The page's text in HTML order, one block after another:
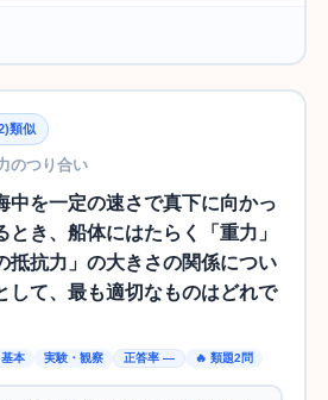
類似
のつり合い
中を一定の速さで真下に向かっ
とき、船体にはたらく「重力」
抵抗力」の大きさの関係につい
して、最も適切なものはどれで
本 実験・観察 正答率 — 🔥 類題2問